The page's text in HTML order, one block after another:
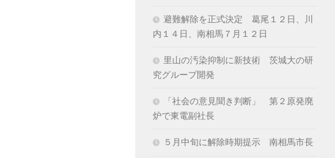
避難解除を正式決定 葛尾１２日、川
内１４日、南相馬７月１２日
里山の汚染抑制に新技術 茨城大の研
究グループ開発
「社会の意見聞き判断」 第２原発廃
炉で東電副社長
５月中旬に解除時期提示 南相馬市長